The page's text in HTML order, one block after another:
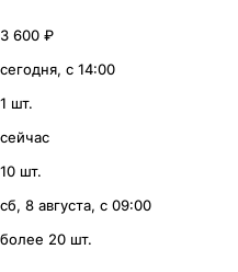
3 600 ₽
сегодня, с 14:00
1 шт.
сейчас
10 шт.
сб, 8 августа, с 09:00
более 20 шт.